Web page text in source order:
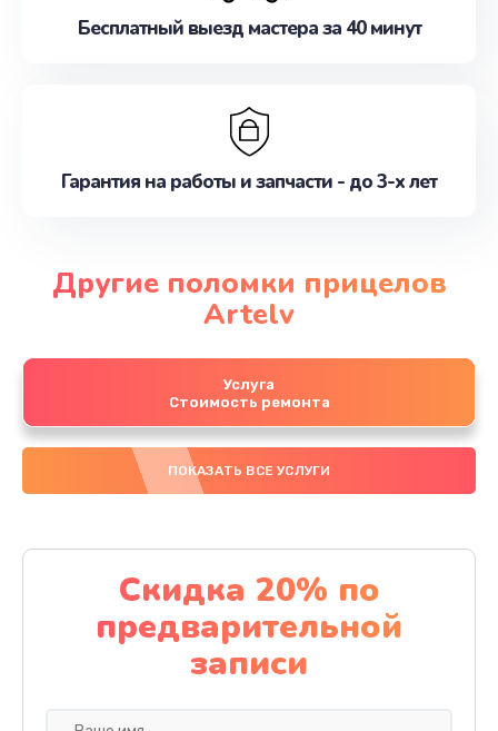
Бесплатный выезд мастера за 40 минут
Гарантия на работы и запчасти - до 3-х лет
Другие поломки прицелов
Artelv
Услуга
Стоимость ремонта
ПОКАЗАТЬ ВСЕ УСЛУГИ
Скидка 20% по
предварительной
записи